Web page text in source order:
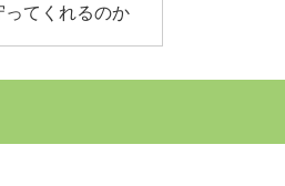
ってくれるのか